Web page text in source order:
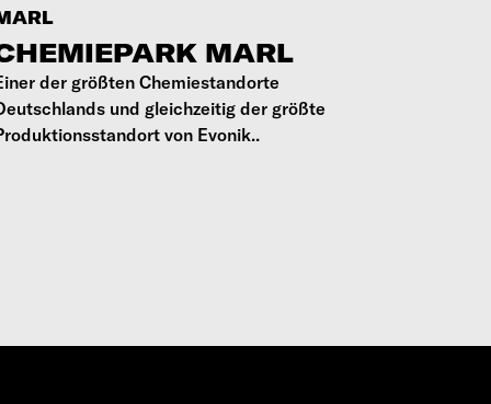
MARL
der größten Chemiestandorte
und gleichzeitig der größte
von Evonik..